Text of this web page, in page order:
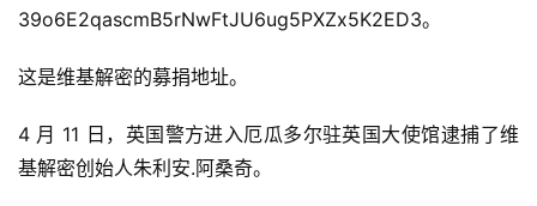
39o6E2qascmB5rNwFtJU6ug5PXZx5K2ED3。
这是维基解密的募捐地址。
4 月 11 日，英国警方进入厄瓜多尔驻英国大使馆逮捕了维
基解密创始人朱利安.阿桑奇。